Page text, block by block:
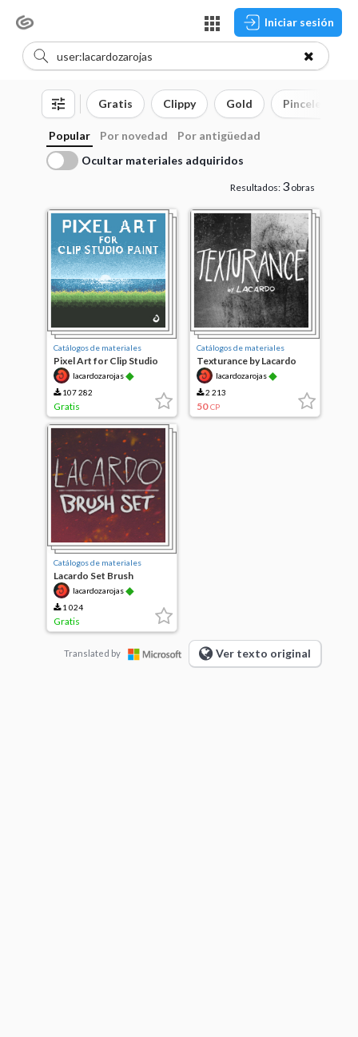
Iniciar sesión
Gratis Clippy Gold Pinceles
Popular Por novedad
Por antigüedad
Ocultar materiales adquiridos
Resultados: 3obras
Catálogos de materiales
Pixel Art for Clip Studio
Paintlacardozarojas ◆
107 282
Gratis
Catálogos de materiales
Texturance by Lacardo
lacardozarojas ◆
2 213
50 CP
Catálogos de materiales
Lacardo Set Brush
lacardozarojas ◆
1 024
Gratis
Translated by Ver texto original